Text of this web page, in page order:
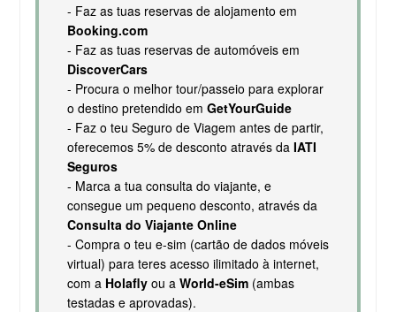
- Faz as tuas reservas de alojamento em
Booking.com
- Faz as tuas reservas de automóveis em
DiscoverCars
- Procura o melhor tour/passeio para explorar
o destino pretendido em GetYourGuide
- Faz o teu Seguro de Viagem antes de partir,
oferecemos 5% de desconto através da IATI
Seguros
- Marca a tua consulta do viajante, e
consegue um pequeno desconto, através da
Consulta do Viajante Online
- Compra o teu e-sim (cartão de dados móveis
virtual) para teres acesso ilimitado à internet,
com a Holaflyou a World-eSim(ambas
testadas e aprovadas).